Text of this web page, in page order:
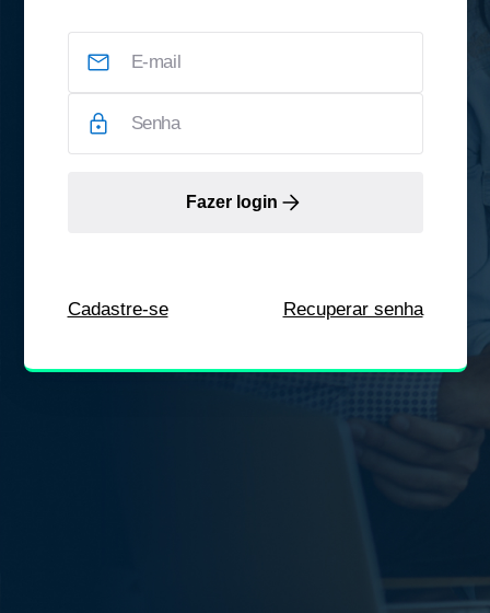
Fazer login
Cadastre-se Recuperar senha